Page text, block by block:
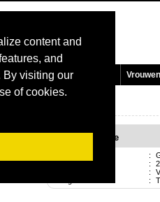
content and
and
By visiting our
of cookies.
Wedstrijden Vrouwen
Giulio Ciccone
:
Geboren
:
:
: